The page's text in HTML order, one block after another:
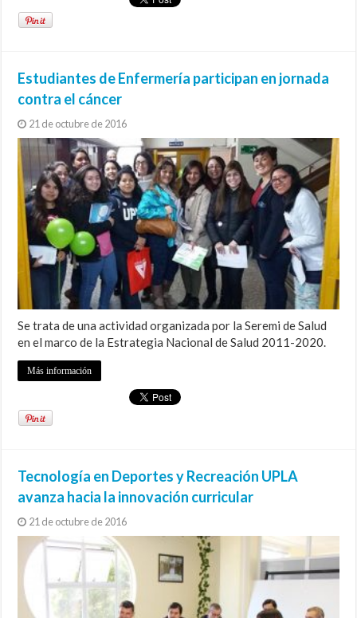
Estudiantes de Enfermería participan en jornada
contra el cáncer
21 de octubre de 2016
Se trata de una actividad organizada por la Seremi de Salud
en el marco de la Estrategia Nacional de Salud 2011-2020.
Más información
Tecnología en Deportes y Recreación UPLA
avanza hacia la innovación curricular
21 de octubre de 2016